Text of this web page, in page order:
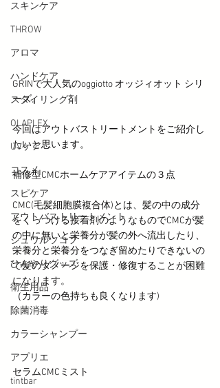
スキンケア
THROW
アロマ
ハンドケア
スタイリング剤
OLAPLEX
UVケア
コスメ
スピケア
アウトバストリートメント
シュワルツコフ
ひんやりグッズ
衛生用品
除菌消毒
カラーシャンプー
アプリエ
tintbar
GRINで大人気のoggiotto オッジィオット シリ
ーズ。
今回はアウトバストリートメントをご紹介し
たいと思います。
補修型CMCホームケアアイテムの３点
CMC(毛髪細胞膜複合体)とは、髪の中の成分
をくっつける接着剤のようなものでCMCが髪
の中に無いと栄養分が髪の外へ流出したり、
栄養分と栄養分をつなぎ留めたりできないの
で髪のダメージを保護・修復することが困難
になります。
（カラーの色持ちも良くなります)
セラムCMCミスト